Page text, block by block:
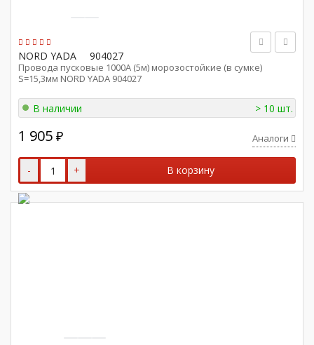
NORD YADA 904027
Провода пусковые 1000А (5м) морозостойкие (в сумке)
S=15,3мм NORD YADA 904027
В наличии > 10 шт.
1 905 ₽ Аналоги
- + В корзину